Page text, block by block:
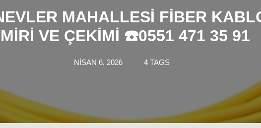
MAHALLESI FIBER
VE ÇEKIMI ☎️0551 471 35 91
NISAN 6, 2026 4 TAGS